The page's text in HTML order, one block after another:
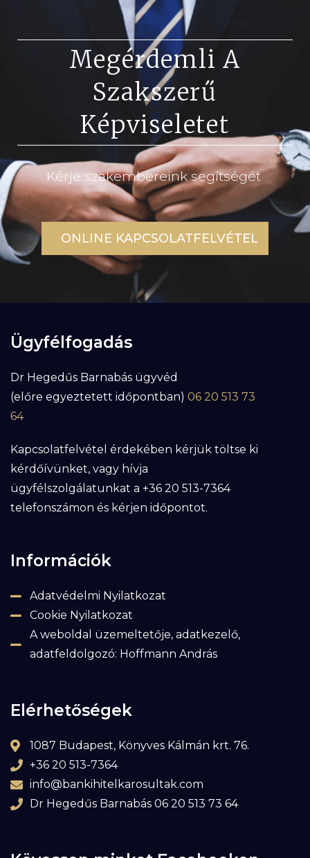
Megérdemli A
Szakszerű
Képviseletet
Kérje szakembereink segítségét
ONLINE KAPCSOLATFELVÉTEL
Ügyfélfogadás
Dr Hegedűs Barnabás ügyvéd
(előre egyeztetett időpontban) 06 20 513 73
64
Kapcsolatfelvétel érdekében kérjük töltse ki
kérdőívünket, vagy hívja
ügyfélszolgálatunkat a +36 20 513-7364
telefonszámon és kérjen időpontot.
Információk
Adatvédelmi Nyilatkozat
Cookie Nyilatkozat
A weboldal üzemeltetője, adatkezelő,
adatfeldolgozó: Hoffmann András
Elérhetőségek
1087 Budapest, Könyves Kálmán krt. 76.
+36 20 513-7364
info@bankihitelkarosultak.com
Dr Hegedűs Barnabás 06 20 513 73 64